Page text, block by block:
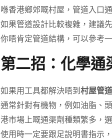
喺香港鄉郊嘅村屋，管道入口
如果管道設計比較複雜，建議
你唔肯定管道結構，可以參考
第二招：化學通
如果用工具都解決唔到 村屋管
通常針對有機物，例如油脂、
港市場上嘅通渠劑種類繁多，
使用時一定要跟足說明書指示